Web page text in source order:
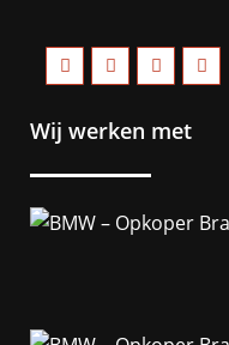
Wij werken met